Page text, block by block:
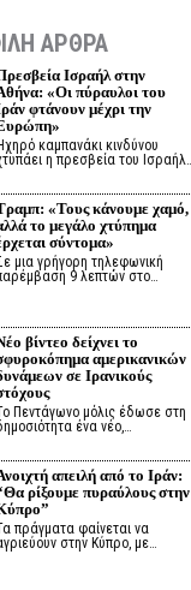
ΑΡΘΡΑ
Ισραήλ στην
«Οι πύραυλοι του
φτάνουν μέχρι την
καμπανάκι κινδύνου
η πρεσβεία του Ισραήλ…
«Τους κάνουμε χαμό,
το μεγάλο χτύπημα
σύντομα»
μια γρήγορη τηλεφωνική
9 λεπτών στο…
βίντεο δείχνει το
αμερικανικών
σε Ιρανικούς
Πεντάγωνο μόλις έδωσε στη
ένα νέο,…
απειλή από το Ιράν:
ρίξουμε πυραύλους στην
πράγματα φαίνεται να
στην Κύπρο, με…